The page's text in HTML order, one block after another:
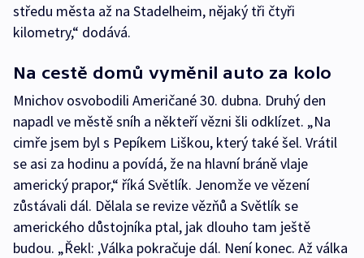
středu města až na Stadelheim, nějaký tři čtyři
kilometry,“ dodává.
Na cestě domů vyměnil auto za kolo
Mnichov osvobodili Američané 30. dubna. Druhý den
napadl ve městě sníh a někteří vězni šli odklízet. „Na
cimře jsem byl s Pepíkem Liškou, který také šel. Vrátil
se asi za hodinu a povídá, že na hlavní bráně vlaje
americký prapor,“ říká Světlík. Jenomže ve vězení
zůstávali dál. Dělala se revize vězňů a Světlík se
amerického důstojníka ptal, jak dlouho tam ještě
budou. „Řekl: ‚Válka pokračuje dál. Není konec. Až válka